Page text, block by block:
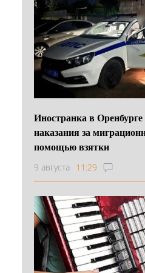
Иностранка в
наказания за
помощью взятки
9 августа 11:29